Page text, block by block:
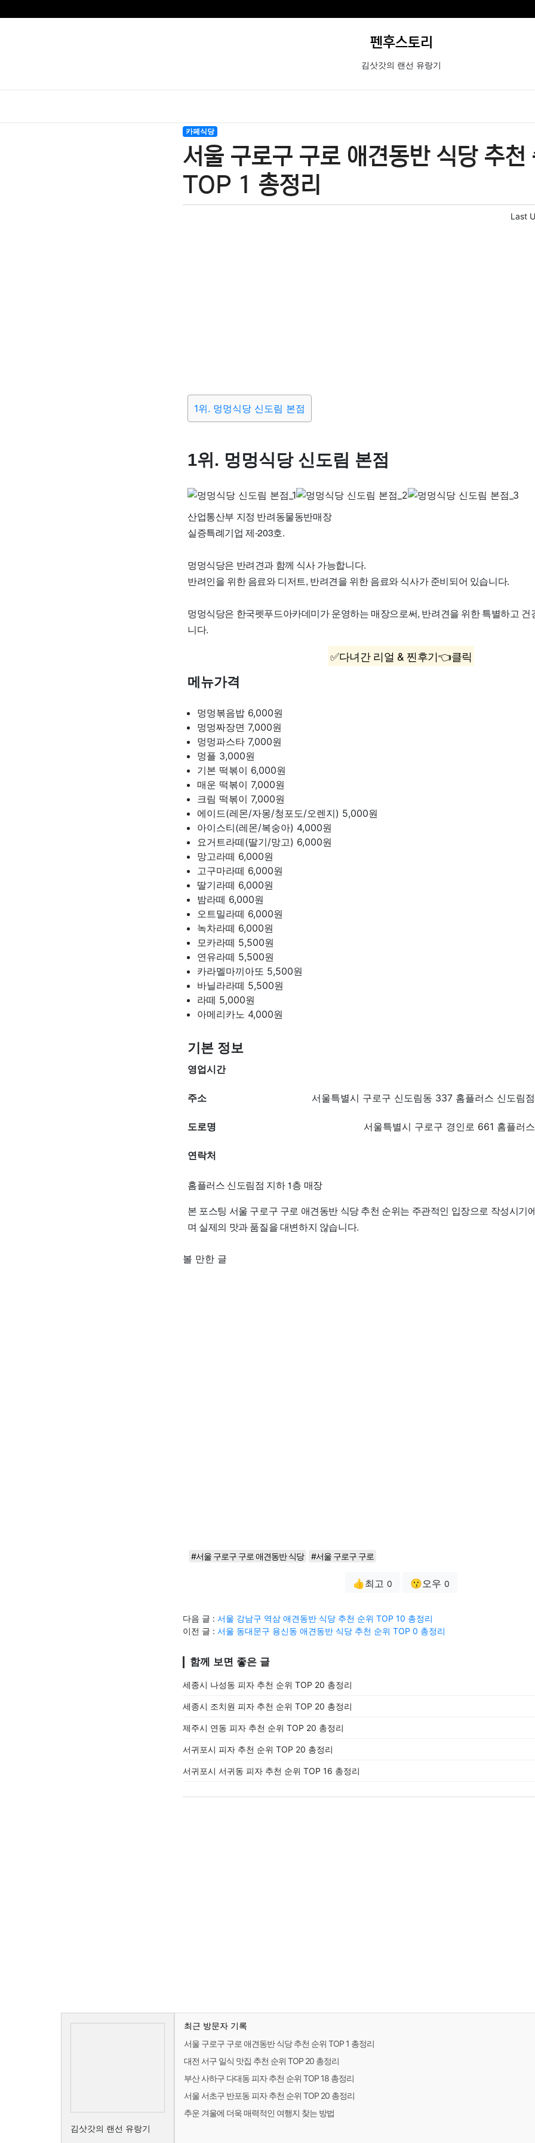
펜후스토리
김삿갓의 랜선 유랑기
카페식당
서울 구로구 구로 애견동반 식당 추천
TOP 1 총정리
Last
1위. 멍멍식당 신도림 본점
1위. 멍멍식당 신도림 본점
산업통산부 지정 반려동물동반매장
실증특례기업 제-203호.
멍멍식당은 반려견과 함께 식사 가능합니다.
반려인을 위한 음료와 디저트, 반려견을 위한 음료와 식사가 준비되어 있습니다.
멍멍식당은 한국펫푸드아카데미가 운영하는 매장으로써, 반려견을 위한 특별하고 건
니다.
✅다녀간 리얼 & 찐후기👈클릭
메뉴가격
멍멍볶음밥 6,000원
멍멍짜장면 7,000원
멍멍파스타 7,000원
멍플 3,000원
기본 떡볶이 6,000원
매운 떡볶이 7,000원
크림 떡볶이 7,000원
에이드(레몬/자몽/청포도/오렌지) 5,000원
아이스티(레몬/복숭아) 4,000원
요거트라떼(딸기/망고) 6,000원
망고라떼 6,000원
고구마라떼 6,000원
딸기라떼 6,000원
밤라떼 6,000원
오트밀라떼 6,000원
녹차라떼 6,000원
모카라떼 5,500원
연유라떼 5,500원
카라멜마끼아또 5,500원
바닐라라떼 5,500원
라떼 5,000원
아메리카노 4,000원
기본 정보
영업시간
주소 서울특별시 구로구 신도림동 337 홈플러스 신도림
도로명 서울특별시 구로구 경인로 661 홈플러
연락처
홈플러스 신도림점 지하 1층 매장
본 포스팅 서울 구로구 구로 애견동반 식당 추천 순위는 주관적인 입장으로 작성시기
며 실제의 맛과 품질을 대변하지 않습니다.
볼 만한 글
#서울 구로구 구로 애견동반 식당 #서울 구로구 구로
👍최고 0 😗오우 0
다음 글 : 서울 강남구 역삼 애견동반 식당 추천 순위 TOP 10 총정리
이전 글 : 서울 동대문구 용신동 애견동반 식당 추천 순위 TOP 0 총정리
함께 보면 좋은 글
세종시 나성동 피자 추천 순위 TOP 20 총정리
세종시 조치원 피자 추천 순위 TOP 20 총정리
제주시 연동 피자 추천 순위 TOP 20 총정리
서귀포시 피자 추천 순위 TOP 20 총정리
서귀포시 서귀동 피자 추천 순위 TOP 16 총정리
김삿갓의 랜선 유랑기
최근 방문자 기록
서울 구로구 구로 애견동반 식당 추천 순위 TOP 1 총정리
대전 서구 일식 맛집 추천 순위 TOP 20 총정리
부산 사하구 다대동 피자 추천 순위 TOP 18 총정리
서울 서초구 반포동 피자 추천 순위 TOP 20 총정리
추운 겨울에 더욱 매력적인 여행지 찾는 방법